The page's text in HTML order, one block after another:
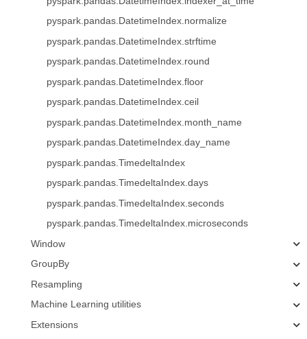
pyspark.pandas.DatetimeIndex.normalize
pyspark.pandas.DatetimeIndex.strftime
pyspark.pandas.DatetimeIndex.round
pyspark.pandas.DatetimeIndex.floor
pyspark.pandas.DatetimeIndex.ceil
pyspark.pandas.DatetimeIndex.month_name
pyspark.pandas.DatetimeIndex.day_name
pyspark.pandas.TimedeltaIndex
pyspark.pandas.TimedeltaIndex.days
pyspark.pandas.TimedeltaIndex.seconds
pyspark.pandas.TimedeltaIndex.microseconds
Window
GroupBy
Resampling
Machine Learning utilities
Extensions